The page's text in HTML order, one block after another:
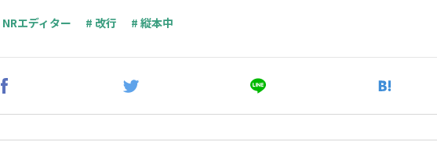
エディター # 改行 # 縦本中